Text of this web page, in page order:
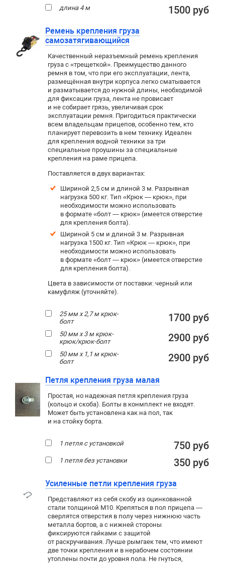
длина 4 м 1500 руб
Ремень крепления груза
самозатягивающийся
Качественный неразъемный ремень крепления
груза с «трещеткой». Преимущество данного
ремня в том, что при его эксплуатации, лента,
размещённая внутри корпуса легко сматывается
и разматывается до нужной длины, необходимой
для фиксации груза, лента не провисает
и не собирает грязь, увеличивая срок
эксплуатации ремня. Пригодиться практически
всем владельцам прицепов, особенно тем, кто
планирует перевозить в нем технику. Идеален
для крепления водной техники за три
специальные проушины за специальные
крепления на раме прицепа.
Поставляется в двух вариантах:
Шириной 2,5 см и длиной 3 м. Разрывная
нагрузка 500 кг. Тип «Крюк — крюк», при
необходимости можно использовать
в формате «болт — крюк» (имеется отверстие
для крепления болта).
Шириной 5 см и длиной 3 м. Разрывная
нагрузка 1500 кг. Тип «Крюк — крюк», при
необходимости можно использовать
в формате «болт — крюк» (имеется отверстие
для крепления болта).
Цвета в зависимости от поставки: черный или
камуфляж (уточняйте).
25 мм х 2,7 м крюк-
болт
1700 руб
50 мм х 3 м крюк-
крюк/крюк-болт
2900 руб
50 мм х 1,1 м крюк-
болт
2900 руб
Петля крепления груза малая
Простая, но надежная петля крепления груза
(кольцо и скоба). Болты в конмплект не входят.
Может быть установлена как на пол, так
и на стойку борта.
1 петля с установкой 750 руб
1 петля без установки 350 руб
Усиленные петли крепления груза
Представляют из себя скобу из оцинкованной
стали толщиной М10. Крепяться в пол прицепа —
сверлятся отверстия в полу через нижнюю часть
металла бортов, а с нижней стороны
фиксируются гайками с защитой
от раскручивания. Лучше рымгаек тем, что имеют
две точки крепления и в нерабочем состоянии
утоплены почти до уровня пола. Не гнуться,